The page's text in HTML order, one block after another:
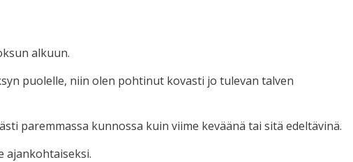
alkuun.
puolelle, niin olen pohtinut kovasti jo tulevan talven
paremmassa kunnossa kuin viime keväänä tai sitä edeltävinä.
ajankohtaiseksi.